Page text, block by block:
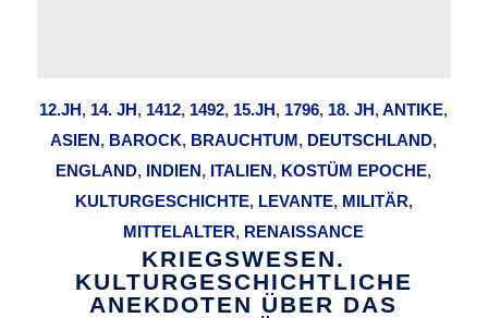
12.JH, 14. JH, 1412, 1492, 15.JH, 1796, 18. JH,ANTIKE,
ASIEN, BAROCK, BRAUCHTUM, DEUTSCHLAND,
ENGLAND, INDIEN, ITALIEN, KOSTÜM EPOCHE,
KULTURGESCHICHTE, LEVANTE, MILITÄR,
MITTELALTER, RENAISSANCE
KRIEGSWESEN.
KULTURGESCHICHTLICHE
ANEKDOTEN ÜBER DAS